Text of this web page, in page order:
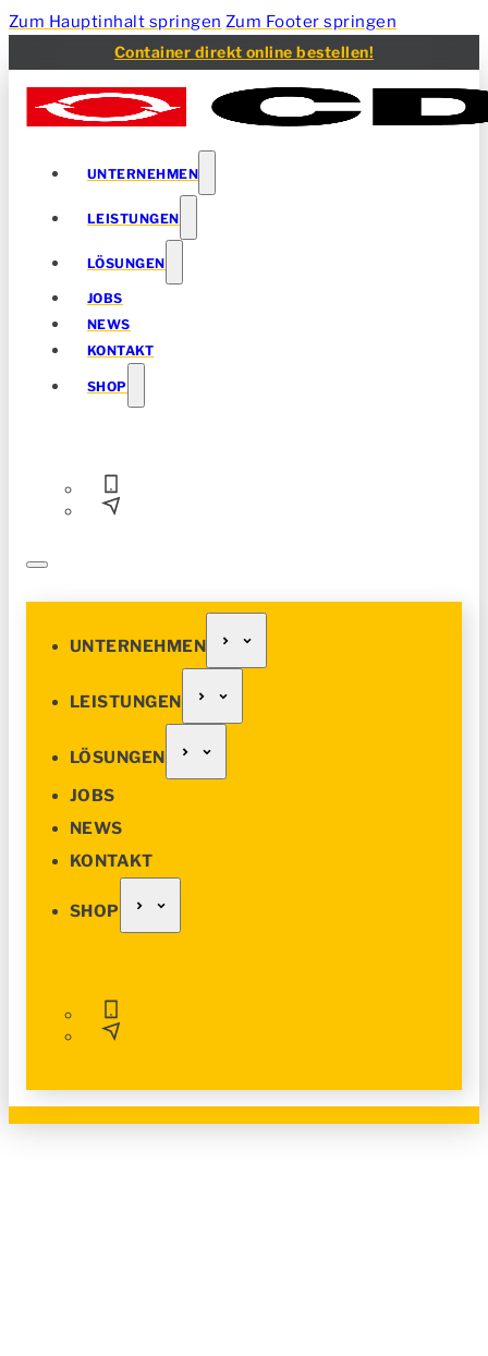
Zum Hauptinhalt springen Zum Footer springen
Container direkt online bestellen!
UNTERNEHMEN
LEISTUNGEN
LÖSUNGEN
JOBS
NEWS
KONTAKT
SHOP
UNTERNEHMEN
LEISTUNGEN
LÖSUNGEN
JOBS
NEWS
KONTAKT
SHOP